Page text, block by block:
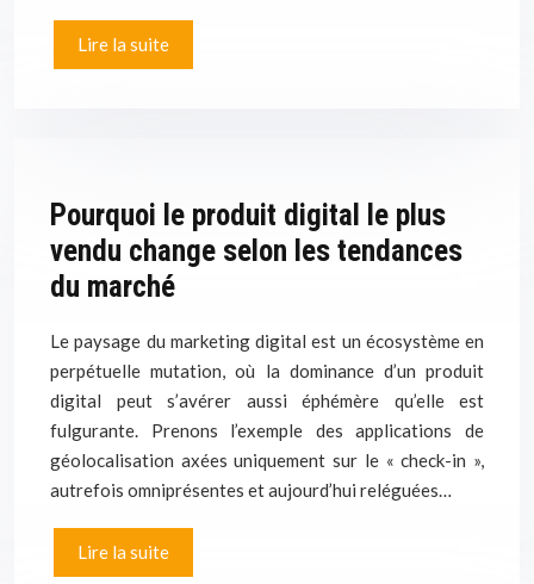
Lire la suite
Pourquoi le produit digital le plus
vendu change selon les tendances
du marché
Le paysage du marketing digital est un écosystème en
perpétuelle mutation, où la dominance d’un produit
digital peut s’avérer aussi éphémère qu’elle est
fulgurante. Prenons l’exemple des applications de
géolocalisation axées uniquement sur le « check-in »,
autrefois omniprésentes et aujourd’hui reléguées…
Lire la suite